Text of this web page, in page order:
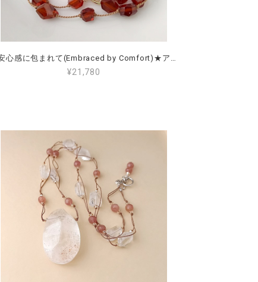
★安心感に包まれて(Embraced by Comfort)★アンバー＆ヘソナイト Amber & Hessonite
¥21,780